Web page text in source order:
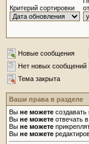
Критерий сортировки
Новые сообщения
Нет новых сообщений
Тема закрыта
Ваши права в разделе
Вы не можете
Вы не можете отвечать
Вы не можете
Вы не можете